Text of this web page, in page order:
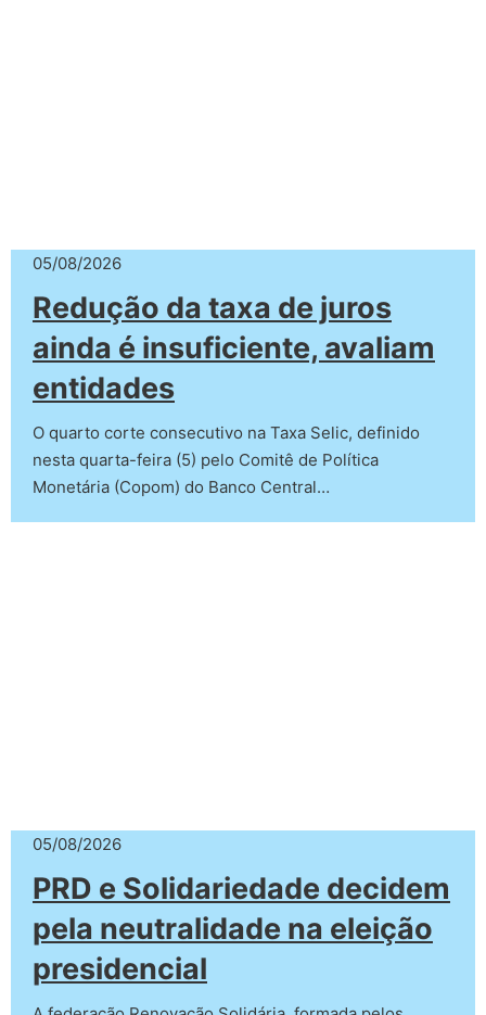
05/08/2026
Redução da taxa de juros
ainda é insuficiente, avaliam
entidades
O quarto corte consecutivo na Taxa Selic, definido
nesta quarta-feira (5) pelo Comitê de Política
Monetária (Copom) do Banco Central…
05/08/2026
PRD e Solidariedade decidem
pela neutralidade na eleição
presidencial